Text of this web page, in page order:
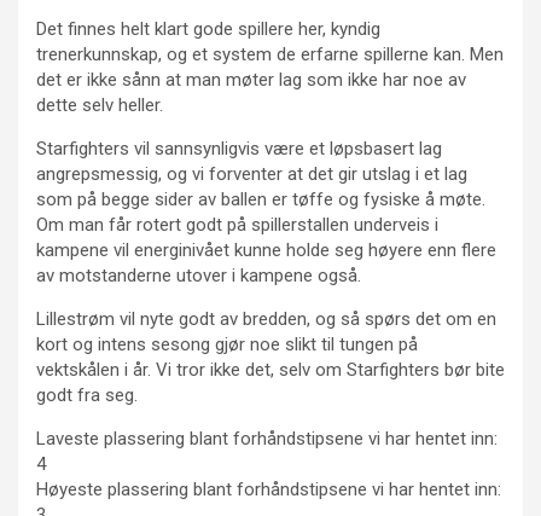
Det finnes helt klart gode spillere her, kyndig
trenerkunnskap, og et system de erfarne spillerne kan. Men
det er ikke sånn at man møter lag som ikke har noe av
dette selv heller.
Starfighters vil sannsynligvis være et løpsbasert lag
angrepsmessig, og vi forventer at det gir utslag i et lag
som på begge sider av ballen er tøffe og fysiske å møte.
Om man får rotert godt på spillerstallen underveis i
kampene vil energinivået kunne holde seg høyere enn flere
av motstanderne utover i kampene også.
Lillestrøm vil nyte godt av bredden, og så spørs det om en
kort og intens sesong gjør noe slikt til tungen på
vektskålen i år. Vi tror ikke det, selv om Starfighters bør bite
godt fra seg.
Laveste plassering blant forhåndstipsene vi har hentet inn:
4
Høyeste plassering blant forhåndstipsene vi har hentet inn: